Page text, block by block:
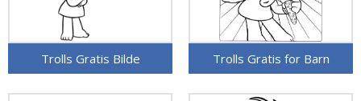
Trolls Gratis Bilde Trolls Gratis for Barn